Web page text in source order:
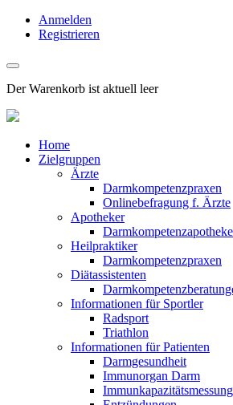
Anmelden
Registrieren
Der Warenkorb ist aktuell leer
Home
Zielgruppen
Ärzte
Darmkompetenzpraxen
Onlinebefragung f. Ärzte
Apotheker
Heilpraktiker
Darmkompetenzpraxen
Diätassistenten
Informationen für Sportler
Radsport
Triathlon
Informationen für Patienten
Darmgesundheit
Immunorgan Darm
Immunkapazitätsmessung